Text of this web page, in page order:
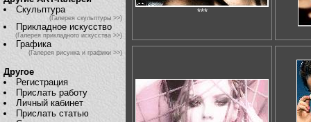
Скульптура
(Галерея скульптуры >>)
Прикладное искусство
(Галерея прикладного искусства >>)
Графика
(Галерея рисунка и графики >>)
Другое
Регистрация
Прислать работу
Личный кабинет
Прислать статью
***